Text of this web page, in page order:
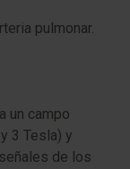
pulmonar.
un campo
3 Tesla) y
de los